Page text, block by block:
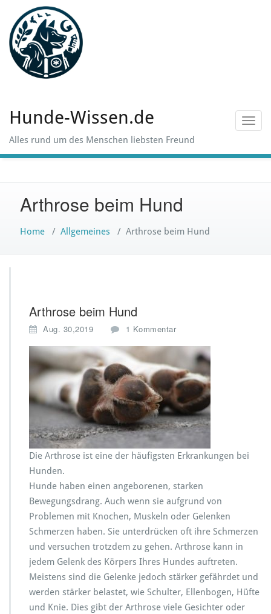
content
Hunde-Wissen.de
Alles rund um des Menschen liebsten Freund
Arthrose beim Hund
Home / Allgemeines / Arthrose beim Hund
Arthrose beim Hund
Aug. 30,2019 1 Kommentar
A
r
t
h
r
o
s
b
e
m
H
u
n
d
Die Arthrose ist eine der häufigsten Erkrankungen bei
Hunden.
Hunde haben einen angeborenen, starken
Bewegungsdrang. Auch wenn sie aufgrund von
Problemen mit Knochen, Muskeln oder Gelenken
Schmerzen haben. Sie unterdrücken oft ihre Schmerzen
und versuchen trotzdem zu gehen. Arthrose kann in
jedem Gelenk des Körpers Ihres Hundes auftreten.
Meistens sind die Gelenke jedoch stärker gefährdet und
werden stärker belastet, wie Schulter, Ellenbogen, Hüfte
und Knie. Dies gibt der Arthrose viele Gesichter oder